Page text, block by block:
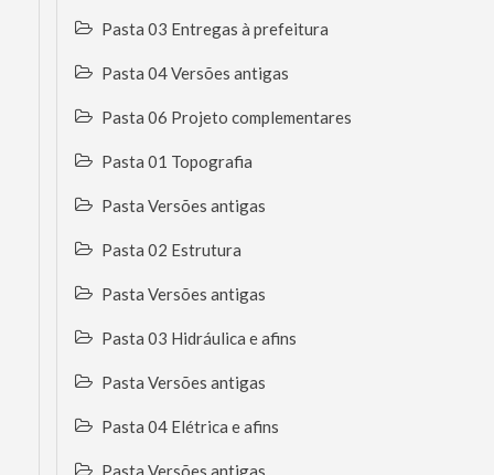
Pasta 03 Entregas à prefeitura
Pasta 04 Versões antigas
Pasta 06 Projeto complementares
Pasta 01 Topografia
Pasta Versões antigas
Pasta 02 Estrutura
Pasta Versões antigas
Pasta 03 Hidráulica e afins
Pasta Versões antigas
Pasta 04 Elétrica e afins
Pasta Versões antigas